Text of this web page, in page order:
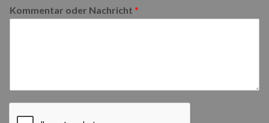
Kommentar oder Nachricht *